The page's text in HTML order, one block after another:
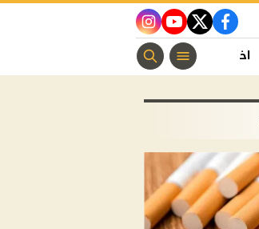
facebook
twitter
youtube
instagram
اخبار الفن منوعات مسيحية